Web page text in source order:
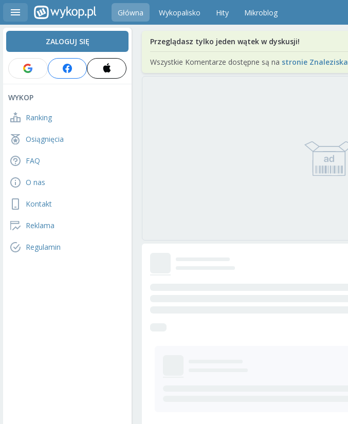
Główna Wykopalisko Hity Mikroblog
ZALOGUJ SIĘ
WYKOP
Ranking
Osiągnięcia
FAQ
O nas
Kontakt
Reklama
Regulamin
Przeglądasz tylko jeden wątek w dyskusji!
Wszystkie Komentarze dostępne są na stronie Znaleziska